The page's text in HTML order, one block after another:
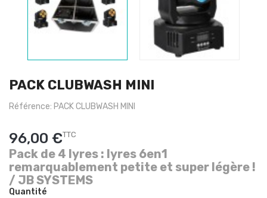
PACK CLUBWASH MINI
Référence: PACK CLUBWASH MINI
96,00 €TTC
Pack de 4 lyres : lyres 6en1
remarquablement petite et super légère !
/ JB SYSTEMS
Quantité